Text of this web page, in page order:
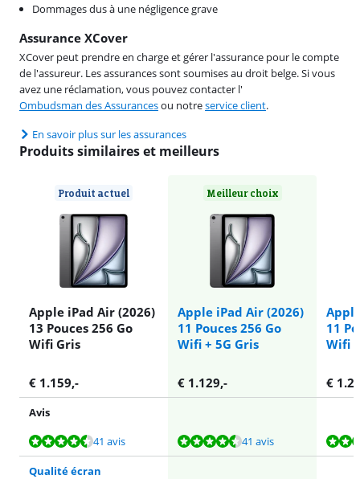
Dommages dus à une négligence grave
Assurance XCover
XCover peut prendre en charge et gérer l'assurance pour le compte
de l'assureur. Les assurances sont soumises au droit belge. Si vous
avez une réclamation, vous pouvez contacter l'
Ombudsman des Assurancesou notreservice client.
En savoir plus sur les assurances
Produits similaires et meilleurs
Produit actuel
Apple iPad Air (2026)
13 Pouces 256 Go
Wifi Gris
Meilleur choix
Apple iPad Air (2026)
11 Pouces 256 Go
Wifi + 5G Gris
11
Wifi
€ 1.159,- € 1.129,- €
Avis
La note est de 9,3 sur 10, basée sur 41 avis.
41 avis
La note est de 9,3 sur 10, basée sur 41 avis. 41 avis
La note est de 9,3 sur 10, basée sur 41 avis.
La note est de 9,6 sur 10, basée sur 29 avis.
La note est de 9,3 sur 10, basée sur 41 avis.
Qualité écran